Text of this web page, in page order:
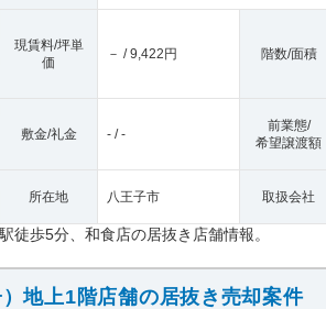
現賃料/坪単
価
－ / 9,422円 階数/面積
敷金/礼金 - / -
前業態/
希望譲渡額
所在地 八王子市 取扱会社
駅徒歩5分、和食店の居抜き店舗情報。
地上1階店舗の居抜き売却案件